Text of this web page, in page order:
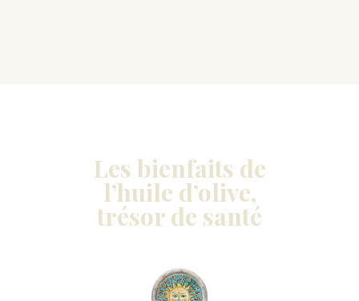
Les bienfaits de
l’huile d’olive,
trésor de santé